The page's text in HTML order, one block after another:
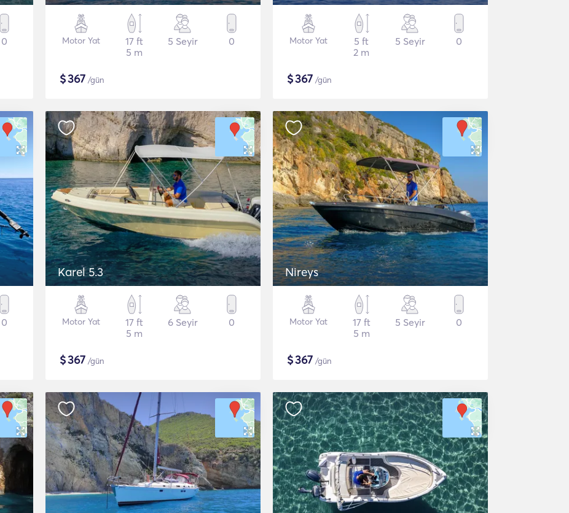
0 Motor Yat
17 ft
5 m
5 Seyir 0
$367 /gün
Motor Yat
5 ft
2 m
5 Seyir 0
$367 /gün
0
Karel 5.3
Motor Yat
17 ft
5 m
6 Seyir 0
$367 /gün
Nireys
Motor Yat
17 ft
5 m
5 Seyir 0
$367 /gün